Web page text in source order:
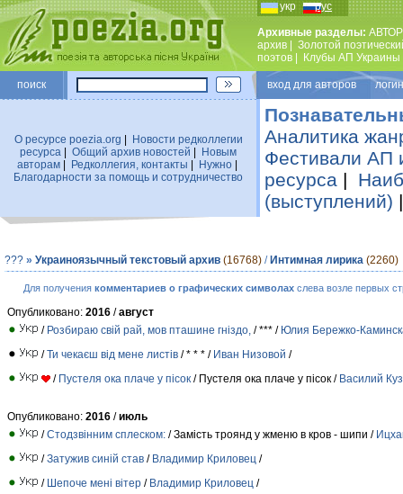
укр рус
Архивные разделы:
архив
Золотой
поэтов
Клубы АП Украины
поиск вход для авторов
О ресурсе poezia.org
Новости редколлегии
ресурса
Общий архив новостей
Новым
авторам| Редколлегия, контакты Нужно|
Благодарности за помощь и сотрудничество
Аналитика
Фестивали АП
ресурса |
(выступлений)
??? » Украиноязычный текстовый архив (16768) / Интимная лирика (2260)
Для получения комментариев о графических символахслева возле первых
Опубликовано: 2016 /август
/ Розбираю свій рай, мов пташине гніздо, / *** / Юлия Бережко-
/Ти чекаєш від мене листів / * * * / Иван Низовой /
/ Пустеля ока плаче у пісок / Пустеля ока плаче у пісок / Василий
Опубликовано: 2016 /июль
/Стодзвінним сплеском: / Замість троянд у жменю в кров - шипи /
/Затужив синій став / Владимир Криловец /
/ Шепоче мені вітер / Владимир Криловец /